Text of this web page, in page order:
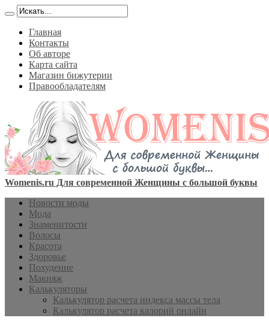
Главная
Контакты
Об авторе
Карта сайта
Магазин бижутерии
Правообладателям
Womenis.ru Для современной Женщины с большой буквы
Новости моды
Мода
Знаменитости
Волосы
Красота
Здоровье
Похудение
Макияж
Калькуляторы
Калькулятор расчета индекса массы тела
Калькулятор расчета калорий онлайн